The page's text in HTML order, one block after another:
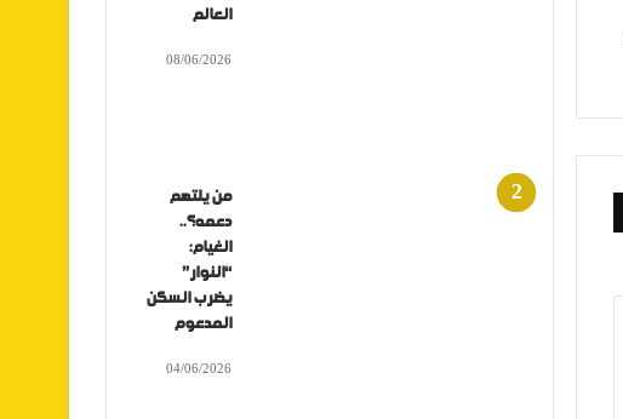
العالم
08/06/2026
من يلتهم
دعمه؟..
الغيام:
“النوار”
يضرب السكن
المدعوم
04/06/2026